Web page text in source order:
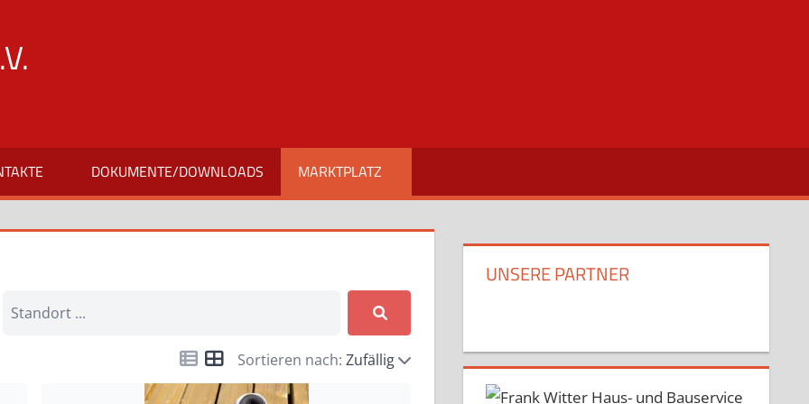
DOKUMENTE/DOWNLOADS MARKTPLATZ
Sortieren nach: Zufällig
UNSERE PARTNER